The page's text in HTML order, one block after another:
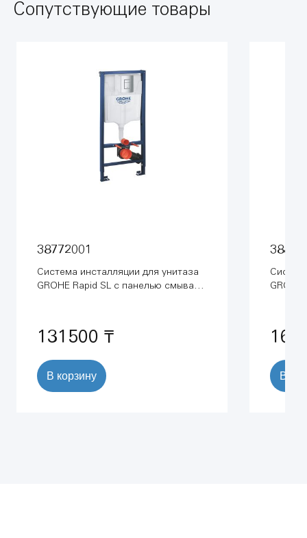
Сопутствующие товары
38772001
Система инсталляции для унитаза
GROHE Rapid SL с панелью смыва
131500 ₸
В корзину В